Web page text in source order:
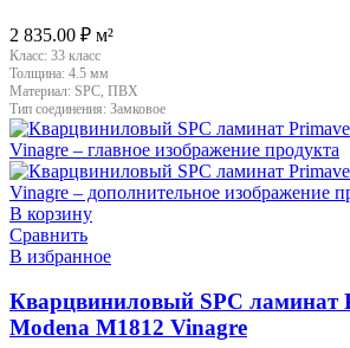
2 835.00 ₽ м²
Класс: 33 класс
Толщина: 4.5 мм
Материал: SPC, ПВХ
Тип соединения: Замковое
В корзину
Сравнить
В избранное
Кварцвиниловый SPC ламинат
Modena M1812 Vinagre